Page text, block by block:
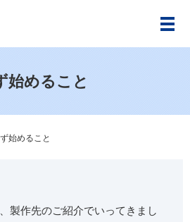
メ
始めること
始めること
製作先のご紹介でいってきまし